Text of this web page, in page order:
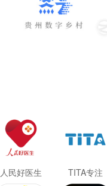
人民好医生 TITA专注